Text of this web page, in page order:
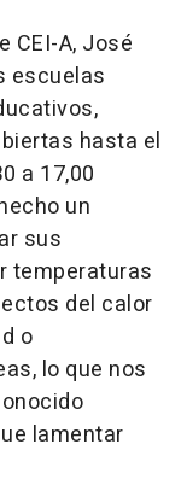
CEI-A, José
escuelas
hasta el
a 17,00
un
sus
temperaturas
del calor
o
lo que nos
lamentar